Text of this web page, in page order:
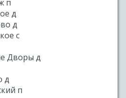
п
д
д
с
Дворы д
д
п